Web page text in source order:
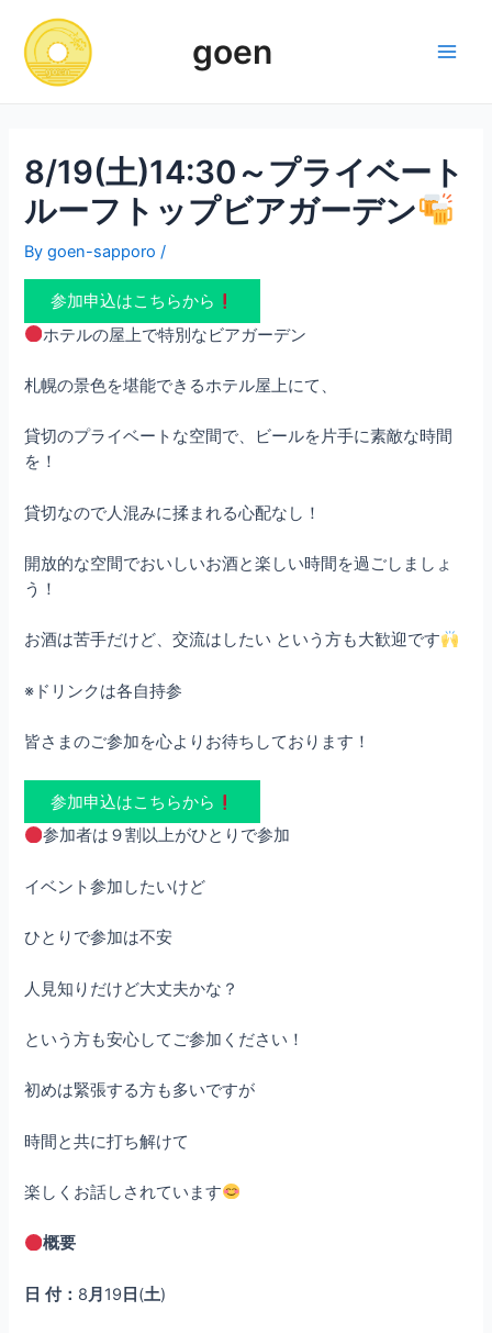
content
goen
8/19(土)14:30～プライベート
ルーフトップビアガーデン
Bygoen-sapporo/
参加申込はこちらから
ホテルの屋上で特別なビアガーデン
札幌の景色を堪能できるホテル屋上にて、
貸切のプライベートな空間で、ビールを片手に素敵な時間
を！
貸切なので人混みに揉まれる心配なし！
開放的な空間でおいしいお酒と楽しい時間を過ごしましょ
う！
お酒は苦手だけど、交流はしたい という方も大歓迎です
※ドリンクは各自持参
皆さまのご参加を心よりお待ちしております！
参加申込はこちらから
参加者は９割以上がひとりで参加
イベント参加したいけど
ひとりで参加は不安
人見知りだけど大丈夫かな？
という方も安心してご参加ください！
初めは緊張する方も多いですが
時間と共に打ち解けて
楽しくお話しされています
概要
日 付： 8 月 19 日 (土)